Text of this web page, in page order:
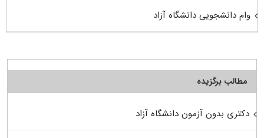
وام دانشجویی دانشگاه آزاد
مطالب برگزیده
دکتری بدون آزمون دانشگاه آزاد